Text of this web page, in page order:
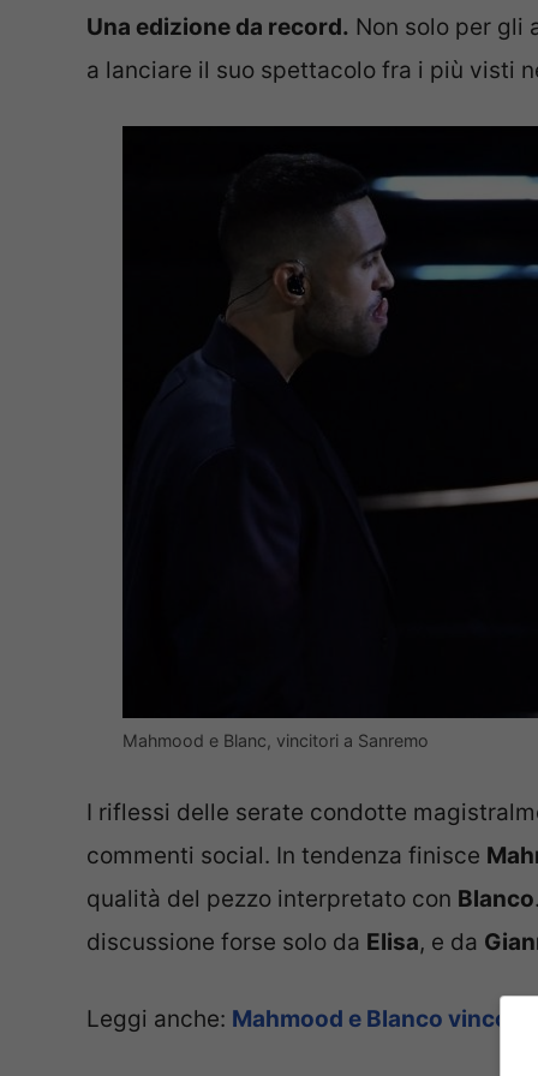
Una edizione da record. Non solo per gli
a lanciare il suo spettacolo fra i più visti
Mahmood e Blanc, vincitori a Sanremo
I riflessi delle serate condotte
commenti social. In tendenza finisce
qualità del pezzo interpretato con Blanco
discussione forse solo da Elisa, e da
Leggi anche: Mahmood e Blanco